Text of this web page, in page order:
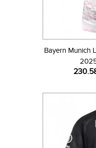
Bayern Munich